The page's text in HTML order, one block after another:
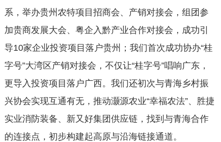
系，举办贵州农特项目招商会、产销对接会，组团参
加贵商发展大会、粤企入黔产业合作对接会，成功引
导10家企业投资项目落户贵州；我们首次成功协办“桂
字号”大湾区产销对接会，不仅让“桂字号”唱响广东，
更导入投资项目落户广西。我们还初次与青海乡村振
兴协会实现互通有无，推动灏源农业“幸福农法”、胜捷
实业消防装备、新又好集团供应链，找到与青海合作
的连接点，初步构建起高原与沿海链接通道。